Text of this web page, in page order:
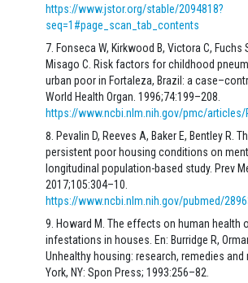
https://www.jstor.org/stable/2094818?
seq=1#page_scan_tab_contents
Fonseca W, Kirkwood B, Victora C, Fuchs
Misago C. Risk factors for childhood
urban poor in Fortaleza, Brazil: a
World Health Organ. 1996;74:199–208.
https://www.ncbi.nlm.nih.gov/pmc/articles/
Pevalin D, Reeves A, Baker E, Bentley R.
persistent poor housing conditions on
longitudinal population-based study. Prev
2017;105:304–10.
https://www.ncbi.nlm.nih.gov/pubmed/
Howard M. The effects on human health
infestations in houses. En: Burridge R,
Unhealthy housing: research, remedies and
York, NY: Spon Press; 1993:256–82.